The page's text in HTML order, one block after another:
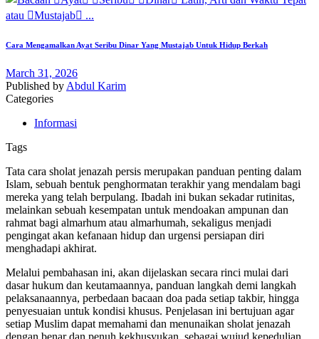
Cara Mengamalkan Ayat Seribu Dinar Yang Mustajab Untuk Hidup Berkah
March 31, 2026
Published by Abdul Karim
Categories
Informasi
Tags
Tata cara sholat jenazah persis merupakan panduan penting dalam
Islam, sebuah bentuk penghormatan terakhir yang mendalam bagi
mereka yang telah berpulang. Ibadah ini bukan sekadar rutinitas,
melainkan sebuah kesempatan untuk mendoakan ampunan dan
rahmat bagi almarhum atau almarhumah, sekaligus menjadi
pengingat akan kefanaan hidup dan urgensi persiapan diri
menghadapi akhirat.
Melalui pembahasan ini, akan dijelaskan secara rinci mulai dari
dasar hukum dan keutamaannya, panduan langkah demi langkah
pelaksanaannya, perbedaan bacaan doa pada setiap takbir, hingga
penyesuaian untuk kondisi khusus. Penjelasan ini bertujuan agar
setiap Muslim dapat memahami dan menunaikan sholat jenazah
dengan benar dan penuh kekhusyukan, sebagai wujud kepedulian